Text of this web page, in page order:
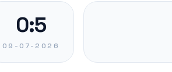
0:5
09-07-2026